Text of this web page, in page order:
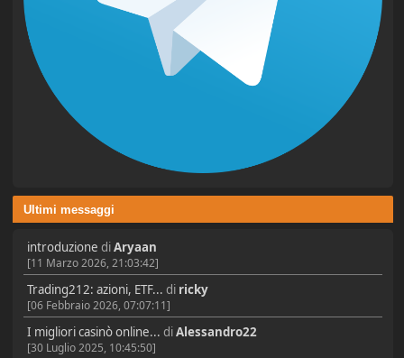
Ultimi messaggi
introduzione diAryaan
[11 Marzo 2026, 21:03:42]
Trading212: azioni, ETF... di ricky
[06 Febbraio 2026, 07:07:11]
I migliori casinò online... diAlessandro22
[30 Luglio 2025, 10:45:50]